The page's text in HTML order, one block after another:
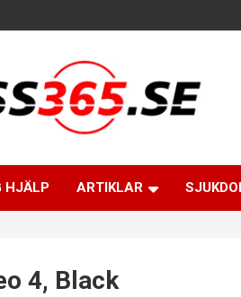
HJÄLP ARTIKLAR
4, Black